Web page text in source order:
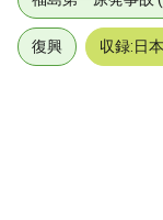
復興 収録:日